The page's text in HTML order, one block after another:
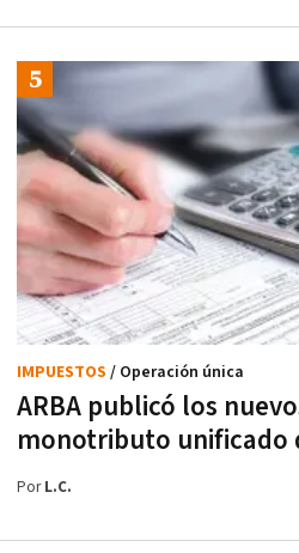
ARBA publicó los
monotributo unificado
IMPUESTOS / Operación única
PorL.C.